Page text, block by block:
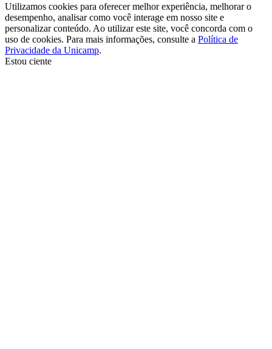
Utilizamos cookies para oferecer melhor experiência, melhorar o
desempenho, analisar como você interage em nosso site e
personalizar conteúdo. Ao utilizar este site, você concorda com o
uso de cookies. Para mais informações, consulte a Política de
Privacidade da Unicamp.
Estou ciente